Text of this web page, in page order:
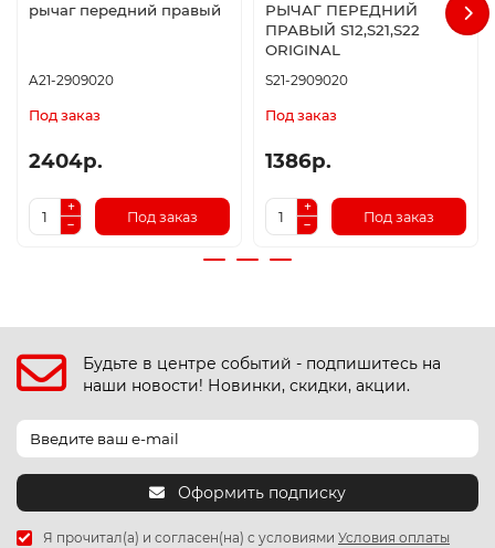
рычаг передний правый
A21-2909020
Под заказ
2404р.
Под заказ
РЫЧАГ ПЕРЕДНИЙ
ПРАВЫЙ S12,S21,S22
ORIGINAL
S21-2909020
Под заказ
1386р.
Под заказ
Будьте в центре событий - подпишитесь на
наши новости! Новинки, скидки, акции.
Оформить подписку
Я прочитал(а) и согласен(на) с условиями Условия оплаты